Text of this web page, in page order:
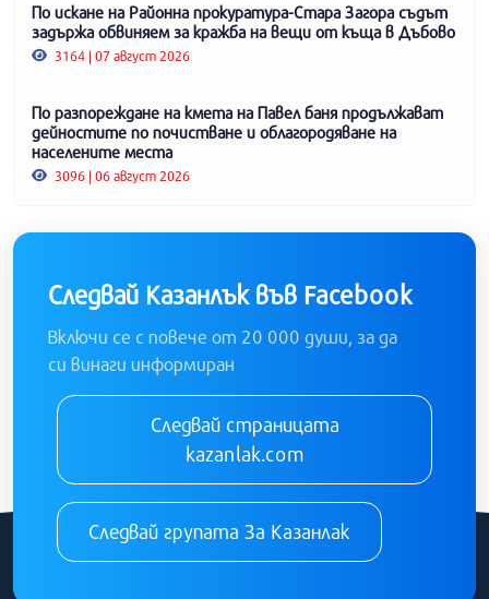
По искане на Районна прокуратура-Стара Загора съдът
задържа обвиняем за кражба на вещи от къща в Дъбово
3164 | 07 август 2026
По разпореждане на кмета на Павел баня продължават
дейностите по почистване и облагородяване на
населените места
3096 | 06 август 2026
Следвай Казанлък във Facebook
Включи се с повече от 20 000 души, за да
си винаги информиран
Следвай страницата
kazanlak.com
Следвай групата За Казанлак